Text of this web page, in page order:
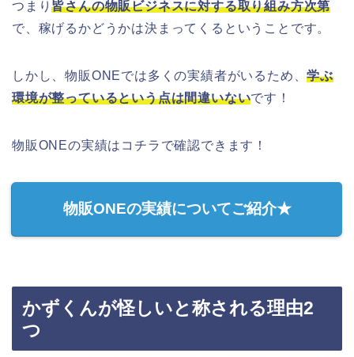
つまり皆さんの物販ビジネスに対する取り組み方次第
で、稼げるかどうかは決まってくるということです。
しかし、物販ONEでは多くの実績者がいるため、学ぶ
環境が整っているという点は間違いないです！
物販ONEの実績はコチラで確認できます！
物販ONEの実績についてご紹介★
かずくんが怪しいと称される理由2
つ